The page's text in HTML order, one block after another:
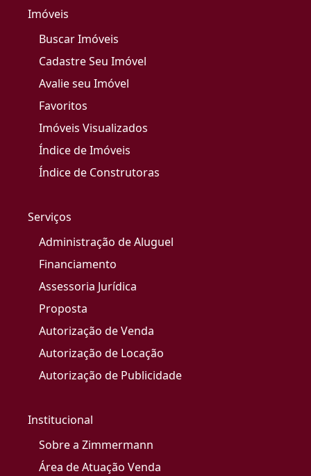
Imóveis
Buscar Imóveis
Cadastre Seu Imóvel
Avalie seu Imóvel
Favoritos
Imóveis Visualizados
Índice de Imóveis
Índice de Construtoras
Serviços
Administração de Aluguel
Financiamento
Assessoria Jurídica
Proposta
Autorização de Venda
Autorização de Locação
Autorização de Publicidade
Institucional
Sobre a Zimmermann
Área de Atuação Venda